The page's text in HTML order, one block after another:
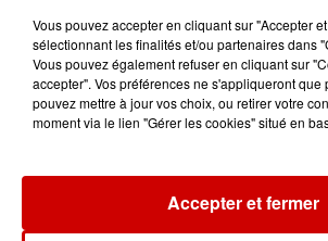
Aménager un
Canada et
Vous pouvez accepter en cliquant sur "Accepter
sélectionnant les finalités et/ou partenaires dans
Vous pouvez également refuser en cliquant sur
accepter". Vos préférences ne s'appliqueront que
pouvez mettre à jour vos choix, ou retirer votre
moment via le lien "Gérer les cookies" situé en
Accepter et fermer